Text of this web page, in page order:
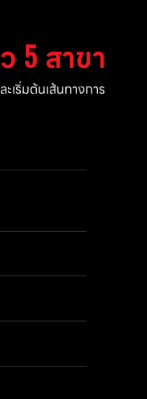
5 สาขา
เริ่มต้นเส้นทางการ